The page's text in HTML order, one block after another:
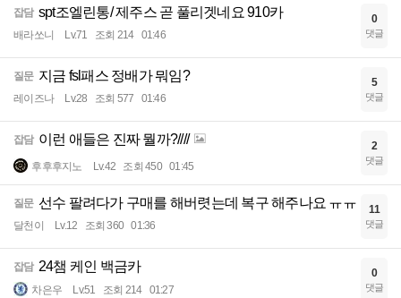
잡담 spt조엘린통/ 제주스 곧 풀리겟네요 910카
배라쏘니 Lv.71 조회 214 01:46
0
댓글
질문 지금 fsl패스 정배가 뭐임?
레이즈나 Lv.28 조회 577 01:46
5
댓글
잡담 이런 애들은 진짜 뭘까?////
후후후지노 Lv.42 조회 450 01:45
2
댓글
질문 선수 팔려다가 구매를 해버렷는데 복구 해주나요 ㅠㅠ
달천이 Lv.12 조회 360 01:36
11
댓글
잡담 24챔 케인 백금카
차은우 Lv.51 조회 214 01:27
0
댓글